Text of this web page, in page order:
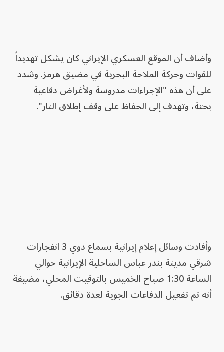
وأضاف أن الموقع العسكري الإيراني كان يشكل تهديداً
للقوات وحركة الملاحة البحرية في مضيق هرمز. وشدد
على أن هذه "الإجراءات مدروسة ولأغراض دفاعية
بحتة، وتهدف إلى الحفاظ على وقف إطلاق النار".
وأفادت وسائل ⁠إعلام ‌إيرانية بسماع دوي ​3 ⁠انفجارات
شرقي ⁠مدينة بندر عباس ​الساحلية الإيرانية حوالي
الساعة 1:30 ⁠صباح ​الخميس بالتوقيت المحلي، ‌مضيفة
أنه تم ​تفعيل الدفاعات ⁠الجوية ​لعدة ⁠دقائق.